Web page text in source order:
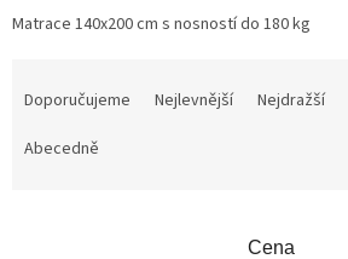
Matrace 140x200 cm s nosností do 180 kg
Doporučujeme Nejlevnější Nejdražší
Abecedně
Cena